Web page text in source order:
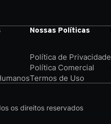
Nossas Políticas
Política de Privacidade
Política Comercial
Termos de Uso
os direitos reservados